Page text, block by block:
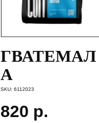
ГВАТЕМАЛ
А
SKU: 6112023
820 р.